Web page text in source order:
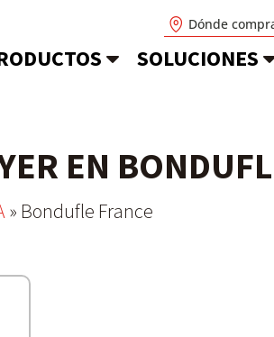
Dónde
SOLUCIONES
EN
» Bondufle France